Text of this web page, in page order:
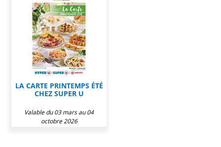
LA CARTE PRINTEMPS ÉTÉ
CHEZ SUPER U
Valable du 03 mars au 04
octobre 2026